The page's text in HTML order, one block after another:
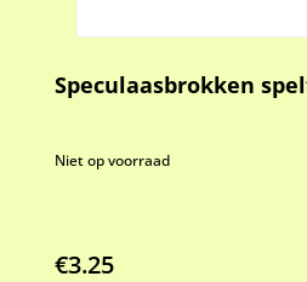
Speculaasbrokken
Niet op voorraad
€3.25